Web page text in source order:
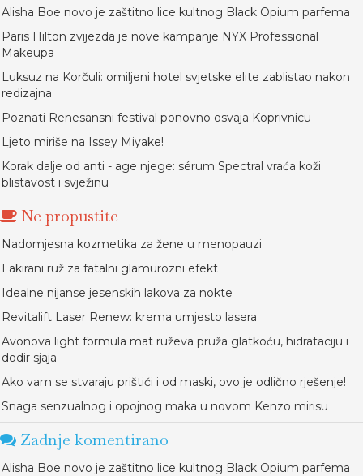
Alisha Boe novo je zaštitno lice kultnog Black Opium parfema
Paris Hilton zvijezda je nove kampanje NYX Professional
Makeupa
Luksuz na Korčuli: omiljeni hotel svjetske elite zablistao nakon
redizajna
Poznati Renesansni festival ponovno osvaja Koprivnicu
Ljeto miriše na Issey Miyake!
Korak dalje od anti - age njege: sérum Spectral vraća koži
blistavost i svježinu
Ne propustite
Nadomjesna kozmetika za žene u menopauzi
Lakirani ruž za fatalni glamurozni efekt
Idealne nijanse jesenskih lakova za nokte
Revitalift Laser Renew: krema umjesto lasera
Avonova light formula mat ruževa pruža glatkoću, hidrataciju i
dodir sjaja
Ako vam se stvaraju prištići i od maski, ovo je odlično rješenje!
Snaga senzualnog i opojnog maka u novom Kenzo mirisu
Zadnje komentirano
Alisha Boe novo je zaštitno lice kultnog Black Opium parfema